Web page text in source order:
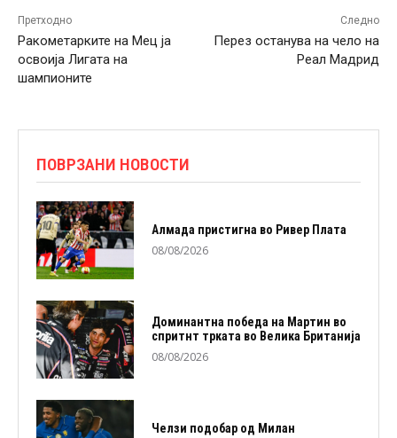
Претходно
Ракометарките на Мец ја
освоија Лигата на
шампионите
Следно
Перез останува на чело на
Реал Мадрид
ПОВРЗАНИ НОВОСТИ
Алмада пристигна во Ривер Плата
08/08/2026
Доминантна победа на Мартин во
спритнт трката во Велика Британија
08/08/2026
Челзи подобaр од Милан